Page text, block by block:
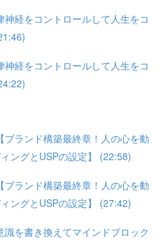
経をコントロールして人生をコ
経をコントロールして人生をコ
ブランド構築最終章！人の心を動
ングとUSPの設定】 (22:58)
ブランド構築最終章！人の心を動
ングとUSPの設定】 (27:42)
識を書き換えてマインドブロック